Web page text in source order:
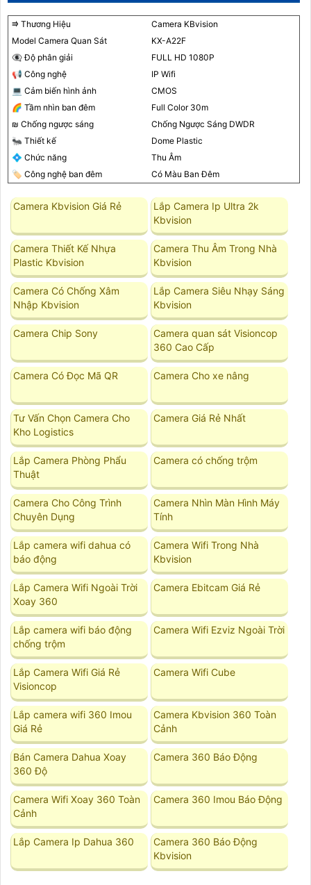
⭆ Thương Hiệu
Camera KBvision
Model Camera Quan Sát
KX-A22F
👁️‍🗨 Độ phân giải
FULL HD 1080P
📢 Công nghệ
IP Wifi
💻 Cảm biến hình ảnh
CMOS
🌈 Tầm nhìn ban đêm
Full Color 30m
₪ Chống ngược sáng
Chống Ngược Sáng DWDR
🐜 Thiết kế
Dome Plastic
💠 Chức năng
Thu Âm
🏷 Công nghệ ban đêm
Có Màu Ban Ðêm
Camera Kbvision Giá Rẻ
Lắp Camera Ip Ultra 2k
Kbvision
Camera Thiết Kế Nhựa
Plastic Kbvision
Camera Thu Âm Trong Nhà
Kbvision
Camera Có Chống Xâm
Nhập Kbvision
Lắp Camera Siêu Nhạy Sáng
Kbvision
Camera Chip Sony
Camera quan sát Visioncop
360 Cao Cấp
Camera Có Đọc Mã QR Camera Cho xe nâng
Tư Vấn Chọn Camera Cho
Kho Logistics
Camera Giá Rẻ Nhất
Lắp Camera Phòng Phẩu
Thuật
Camera có chống trộm
Camera Cho Công Trình
Chuyên Dụng
Camera Nhìn Màn Hình Máy
Tính
Lắp camera wifi dahua có
báo động
Camera Wifi Trong Nhà
Kbvision
Lắp Camera Wifi Ngoài Trời
Xoay 360
Camera Ebitcam Giá Rẻ
Lắp camera wifi báo động
chống trộm
Camera Wifi Ezviz Ngoài Trời
Lắp Camera Wifi Giá Rẻ
Visioncop
Camera Wifi Cube
Lắp camera wifi 360 Imou
Giá Rẻ
Camera Kbvision 360 Toàn
Cảnh
Bán Camera Dahua Xoay
360 Độ
Camera 360 Báo Động
Camera Wifi Xoay 360 Toàn
Cảnh
Camera 360 Imou Báo Động
Lắp Camera Ip Dahua 360
Camera 360 Báo Động
Kbvision